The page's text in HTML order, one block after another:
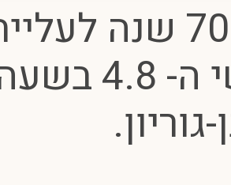
הרצאה של יובל מלחי- 70 שנה
בן-גוריון לנגב- יום שישי ה- 4.8